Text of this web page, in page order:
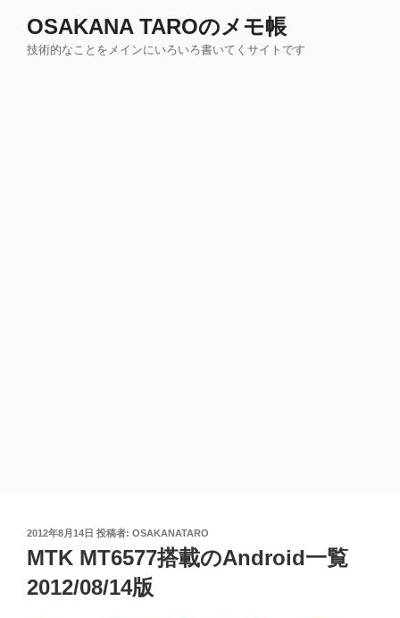
OSAKANA TAROのメモ帳
技術的なことをメインにいろいろ書いてくサイトです
投
稿
日:
2012年8月14日 投稿者: OSAKANATARO
MTK MT6577搭載のAndroid一覧
2012/08/14版